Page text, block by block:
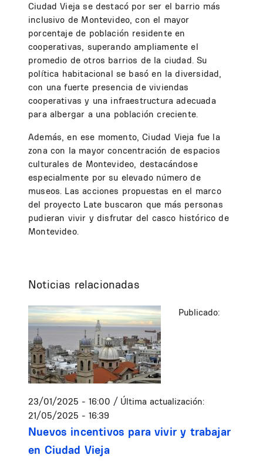
Ciudad Vieja se destacó por ser el barrio más
inclusivo de Montevideo, con el mayor
porcentaje de población residente en
cooperativas, superando ampliamente el
promedio de otros barrios de la ciudad. Su
política habitacional se basó en la diversidad,
con una fuerte presencia de viviendas
cooperativas y una infraestructura adecuada
para albergar a una población creciente.
Además, en ese momento, Ciudad Vieja fue la
zona con la mayor concentración de espacios
culturales de Montevideo, destacándose
especialmente por su elevado número de
museos. Las acciones propuestas en el marco
del proyecto Late buscaron que más personas
pudieran vivir y disfrutar del casco histórico de
Montevideo.
Noticias relacionadas
Publicado:
23/01/2025 - 16:00 / Última actualización:
21/05/2025 - 16:39
Nuevos incentivos para vivir y trabajar
en Ciudad Vieja